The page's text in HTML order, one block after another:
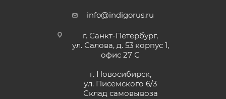
info@indigorus.ru
г. Санкт-Петербург,
ул. Салова, д. 53 корпус 1,
офис 27 С
г. Новосибирск,
ул. Писемского 6/3
Склад самовывоза